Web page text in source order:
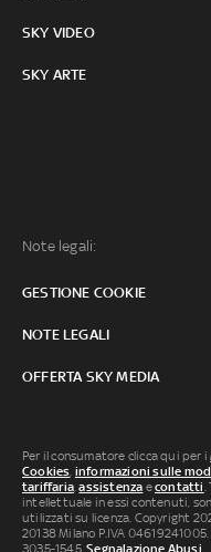
SKY VIDEO
SKY ARTE
Note legali:
GESTIONE COOKIE
NOTE LEGALI
OFFERTA SKY MEDIA
Per il consumatore clicca qui per i
Cookies, informazioni sulle
tariffaria,assistenza econtatti.
intellettuale in essi contenuti,
utilizzati su licenza. Copyright
20138 Milano P.IVA
3035-1545.Segnalazione Abusi